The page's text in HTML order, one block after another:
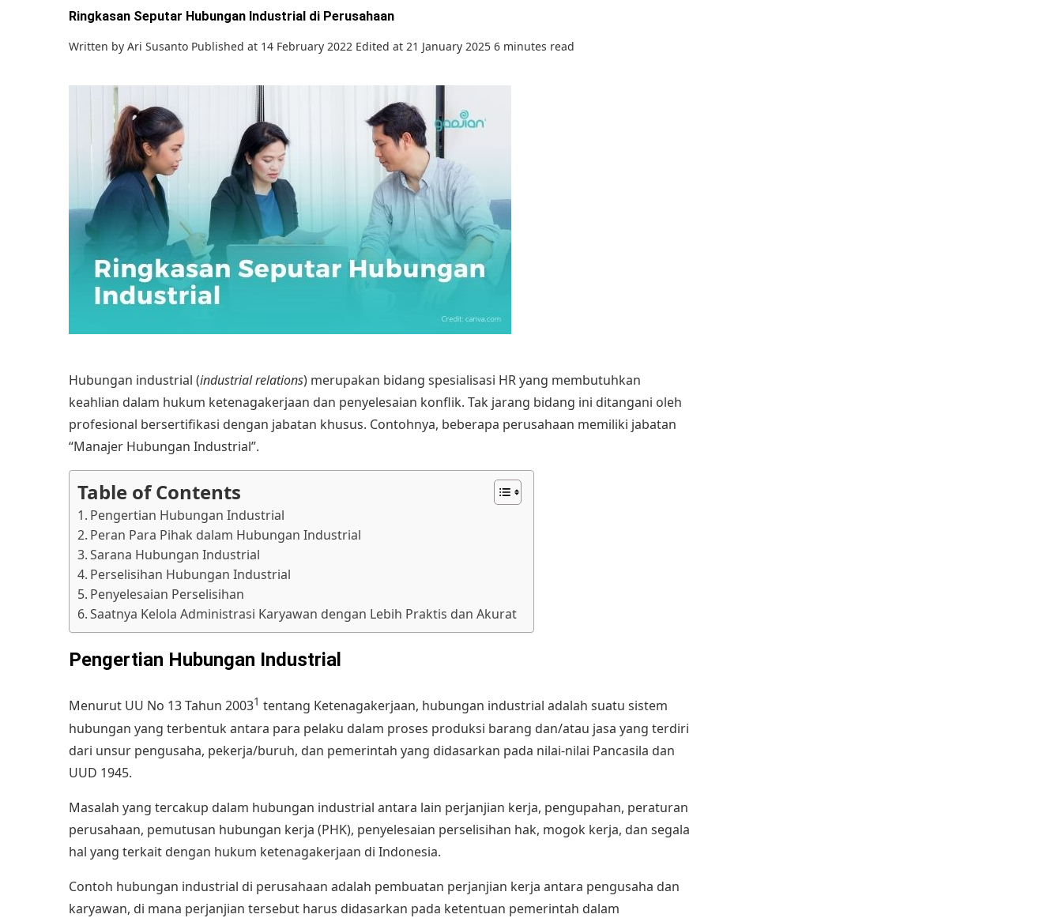
Ringkasan Seputar Hubungan Industrial di Perusahaan
Written by Ari Susanto Published at 14 February 2022 Edited at 21 January 2025 6 minutes read
Hubungan industrial (industrial relations) merupakan bidang spesialisasi HR yang membutuhkan
keahlian dalam hukum ketenagakerjaan dan penyelesaian konflik. Tak jarang bidang ini ditangani oleh
profesional bersertifikasi dengan jabatan khusus. Contohnya, beberapa perusahaan memiliki jabatan
“Manajer Hubungan Industrial”.
Table of Contents
Pengertian Hubungan Industrial
Peran Para Pihak dalam Hubungan Industrial
Sarana Hubungan Industrial
Perselisihan Hubungan Industrial
Penyelesaian Perselisihan
Saatnya Kelola Administrasi Karyawan dengan Lebih Praktis dan Akurat
Pengertian Hubungan Industrial
Menurut UU No 13 Tahun 20031 tentang Ketenagakerjaan, hubungan industrial adalah suatu sistem
hubungan yang terbentuk antara para pelaku dalam proses produksi barang dan/atau jasa yang terdiri
dari unsur pengusaha, pekerja/buruh, dan pemerintah yang didasarkan pada nilai-nilai Pancasila dan
UUD 1945.
Masalah yang tercakup dalam hubungan industrial antara lain perjanjian kerja, pengupahan, peraturan
perusahaan, pemutusan hubungan kerja (PHK), penyelesaian perselisihan hak, mogok kerja, dan segala
hal yang terkait dengan hukum ketenagakerjaan di Indonesia.
Contoh hubungan industrial di perusahaan adalah pembuatan perjanjian kerja antara pengusaha dan
karyawan, di mana perjanjian tersebut harus didasarkan pada ketentuan pemerintah dalam